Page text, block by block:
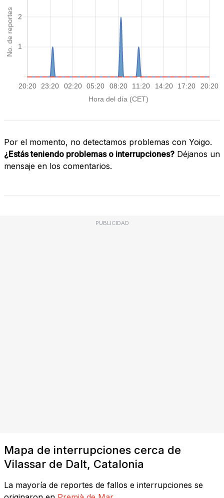
Por el momento, no detectamos problemas con Yoigo.
¿Estás teniendo problemas o interrupciones? Déjanos un
mensaje en los comentarios.
PUBLICIDAD
Mapa de interrupciones cerca de
Vilassar de Dalt, Catalonia
La mayoría de reportes de fallos e interrupciones se